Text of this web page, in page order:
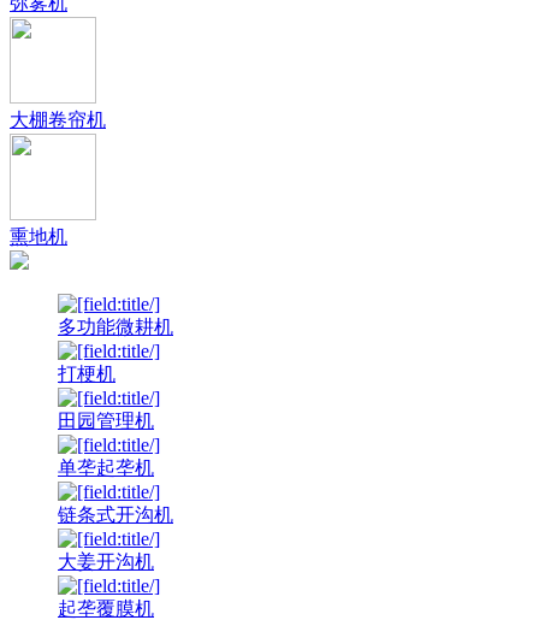
大棚卷帘机
熏地机
多功能微耕机
打梗机
田园管理机
单垄起垄机
链条式开沟机
大姜开沟机
起垄覆膜机